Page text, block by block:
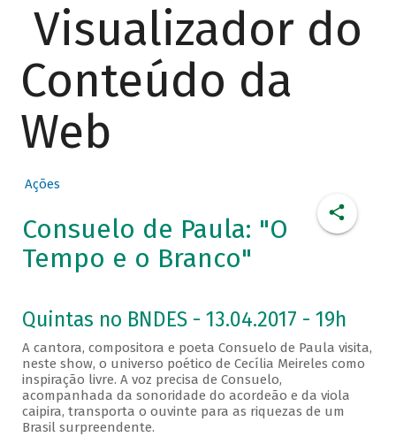
Visualizador do
Conteúdo da
Web
Ações
Consuelo de Paula: "O
Tempo e o Branco"
Quintas no BNDES - 13.04.2017 - 19h
A cantora, compositora e poeta Consuelo de Paula visita,
neste show, o universo poético de Cecília Meireles como
inspiração livre. A voz precisa de Consuelo,
acompanhada da sonoridade do acordeão e da viola
caipira, transporta o ouvinte para as riquezas de um
Brasil surpreendente.